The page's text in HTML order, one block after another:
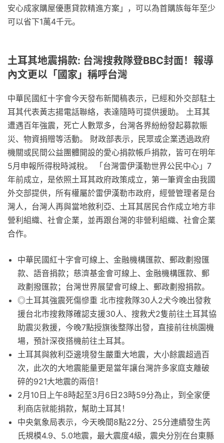
安心成家購屋優惠貸款精進方案」，可以為首購族每年至少
可以省下1萬4千元。
土耳其地震捐款: 台灣搜救隊登BBC封面！報導
內文更以「國家」稱呼台灣
中華民國紅十字會今天發布新聞稿表示，已經和外交部駐土
耳其代表黃志揚電話聯絡，表達隨時可提供援助。 土耳其
遭遇百年強震，死亡人數眾多，台灣各界紛紛發起募款賑
災、物資捐贈等活動。 財政部表示，民眾或企業透過政府
機關或民間公益團體開設的愛心捐款帳戶捐款，皆可在明年
5月申報所得稅時減稅。 「台灣雷伊漢勒世界公民中心」7
年前成立，是依照土耳其政府政策成立，第一筆資金由我國
外交部提供，所有權屬於雷伊漢勒市政府，經營管理者是台
灣人，台灣人再與當地敘利亞、土耳其居民合作成立地方非
營利組織、社會企業，並再跟台灣的非營利組織、社會企業
合作。
中華民國紅十字會可線上、金融機構匯款、郵政劃撥匯
款、語音捐款；慈濟基金會可線上、金融機構匯款、郵
政劃撥匯款；台灣世界展望會可線上、郵政劃撥捐款。
◎土耳其強震死傷慘重 北市搜救隊30人2犬今晚出發救
援台北市搜救隊確認支援30人、搜救犬2隻前往土耳其協
助震災救援，今晚7點授旗後整隊出發，直接前往桃園機
場，預計深夜搭機前往土耳其。
土耳其與敘利亞邊境發生嚴重大地震，大小餘震超過百
次，此次的大地震能量更是當年讓台灣許多家庭支離破
碎的921大地震的兩倍！
2月10日上午8時起至3月6日23時59分為止，到全家便
利商店就能捐款，幫助土耳其！
中央氣象局表示，今天晚間8點22分、25分連續發生芮
氏規模4.9、5.0地震，最大震度4級，震央分別在台東縣